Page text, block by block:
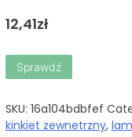
12,41zł
Sprawdź
SKU: 16a104bdbfef
kinkiet zewnetrzny,